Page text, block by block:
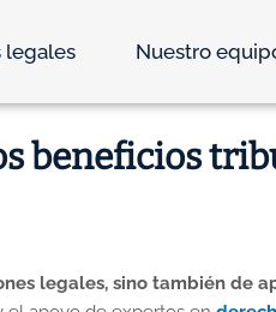
legales Nuestro
beneficios
legales, sino también de